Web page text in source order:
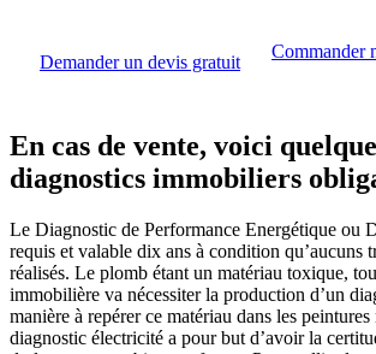
Demander un devis gratuit
Commander
En cas de vente, voici
diagnostics immobiliers
Le Diagnostic de Performance Energétique ou
requis et valable dix ans à condition qu’aucuns
réalisés. Le plomb étant un matériau toxique,
immobilière va nécessiter la production d’un
manière à repérer ce matériau dans les
diagnostic électricité a pour but d’avoir la